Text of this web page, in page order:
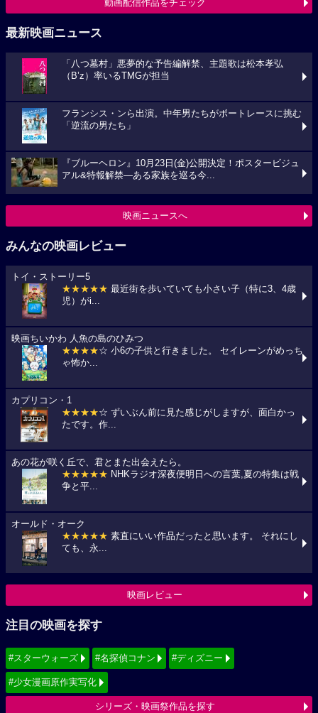
動画配信作品をチェック
最新映画ニュース
「八つ墓村」悪夢的な予告編解禁、主題歌は松本孝弘
（B’z）率いるTMGが担当
フランシス・ンら出演。中年男たちがボートレースに挑む
「逆流の男たち」
『ブルーヘロン』10月23日(金)公開決定！ポスタービジュ
アル&特報解禁―ある家族を巡る今...
映画ニュースへ
みんなの映画レビュー
トイ・ストーリー5
★★★★★ 最近街を歩いていても小さい子（特に3、4歳
児）がi...
映画ちいかわ 人魚の島のひみつ
★★★★☆ 小6の子供と行きました。 セイレーンがめっち
ゃ怖か...
カプリコン・1
★★★★☆ ずいぶん前に見た感じがしますが、面白かっ
たです。作...
あの花が咲く丘で、君とまた出会えたら。
★★★★★ NHKラジオ深夜便明日への言葉,夏の特集は戦
争と平...
オールド・オーク
★★★★★ 素直にいい作品だったと思います。 それにし
ても、永...
映画レビュー
注目の映画を探す
#スターウォーズ #名探偵コナン #ディズニー
#少女漫画原作実写化
シリーズ・映画祭作品を探す